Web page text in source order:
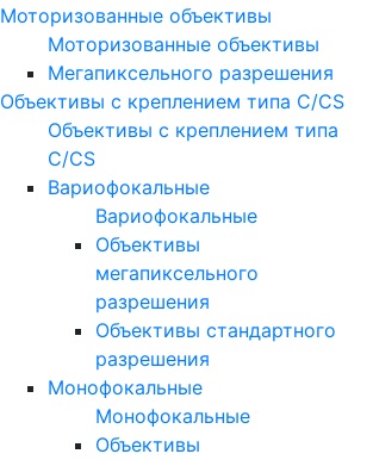
Моторизованные объективы
Моторизованные объективы
Мегапиксельного разрешения
Объективы с креплением типа C/CS
Объективы с креплением типа
C/CS
Вариофокальные
Вариофокальные
Объективы
мегапиксельного
разрешения
Объективы стандартного
разрешения
Монофокальные
Монофокальные
Объективы